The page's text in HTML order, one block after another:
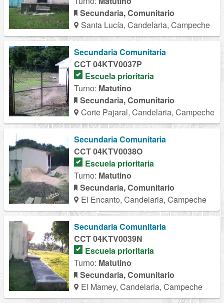
Secundaria, Comunitario
Santa Lucía, Candelaria, Campeche
Secundaria Comunitaria
CCT 04KTV0037P
Escuela prioritaria
Turno: Matutino
Secundaria, Comunitario
Corte Pajaral, Candelaria, Campeche
Secundaria Comunitaria
CCT 04KTV0038O
Escuela prioritaria
Turno: Matutino
Secundaria, Comunitario
El Encanto, Candelaria, Campeche
Secundaria Comunitaria
CCT 04KTV0039N
Escuela prioritaria
Turno: Matutino
Secundaria, Comunitario
El Mamey, Candelaria, Campeche